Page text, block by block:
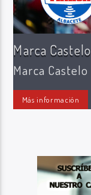
Marca Castelo
Marca Castelo
Más información